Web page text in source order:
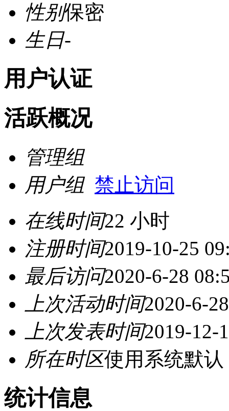
性别保密
生日-
用户认证
活跃概况
管理组
用户组 禁止访问
在线时间22 小时
注册时间2019-10-25
最后访问2020-6-28
上次活动时间2020-6-
上次发表时间2019-12-
所在时区使用系统默认
统计信息